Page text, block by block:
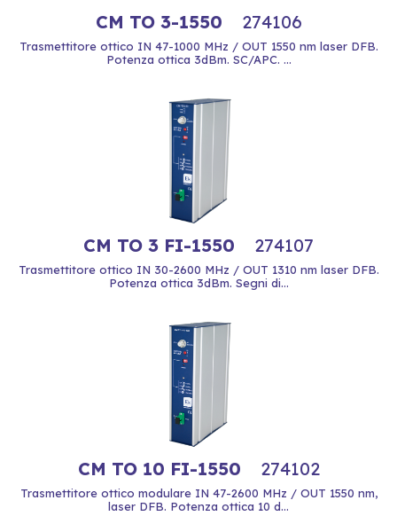
CM TO 3-1550 274106
Trasmettitore ottico IN 47-1000 MHz / OUT 1550 nm laser DFB.
Potenza ottica 3dBm. SC/APC. ...
CM TO 3 FI-1550 274107
Trasmettitore ottico IN 30-2600 MHz / OUT 1310 nm laser DFB.
Potenza ottica 3dBm. Segni di...
CM TO 10 FI-1550 274102
Trasmettitore ottico modulare IN 47-2600 MHz / OUT 1550 nm,
laser DFB. Potenza ottica 10 d...